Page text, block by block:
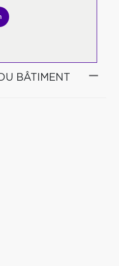
BÂTIMENT